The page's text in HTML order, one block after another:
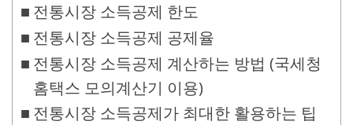
전통시장 소득공제 한도
전통시장 소득공제 공제율
전통시장 소득공제 계산하는 방법 (국세청
홈택스 모의계산기 이용)
전통시장 소득공제가 최대한 활용하는 팁